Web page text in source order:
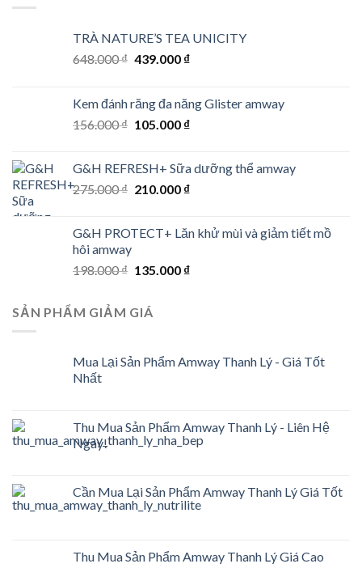
TRÀ NATURE’S TEA UNICITY
648.000₫ Original
648.000 ₫.
439.000 ₫Current
439.000 ₫.
Kem đánh răng đa năng Glister amway
156.000₫ Original
156.000 ₫.
105.000 ₫Current
105.000 ₫.
G&H REFRESH+ Sữa dưỡng thể amway
275.000₫ Original
275.000 ₫.
210.000 ₫Current
210.000 ₫.
G&H PROTECT+ Lăn khử mùi và giảm tiết mồ
hôi amway
198.000₫ Original
was:
198.000 ₫.
135.000 ₫Current
SẢN PHẨM GIẢM GIÁ
Mua Lại Sản Phẩm Amway Thanh Lý - Giá Tốt
Nhất
Thu Mua Sản Phẩm Amway Thanh Lý - Liên Hệ
Ngay!
Cần Mua Lại Sản Phẩm Amway Thanh Lý Giá Tốt
Thu Mua Sản Phẩm Amway Thanh Lý Giá Cao